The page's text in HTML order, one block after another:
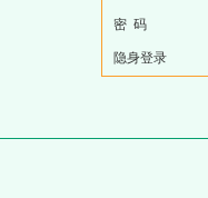
密 码
隐身登录